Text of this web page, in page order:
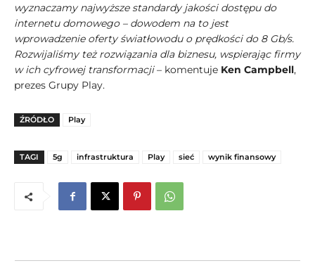
wyznaczamy najwyższe standardy jakości dostępu do
internetu domowego – dowodem na to jest
wprowadzenie oferty światłowodu o prędkości do 8 Gb/s.
Rozwijaliśmy też rozwiązania dla biznesu, wspierając firmy
w ich cyfrowej transformacji– komentuje Ken Campbell,
prezes Grupy Play.
ŹRÓDŁO Play
TAGI 5g infrastruktura Play sieć wynik finansowy